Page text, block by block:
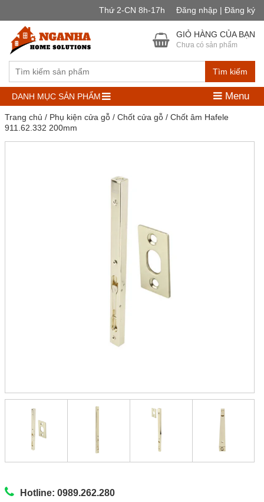
Thứ 2-CN 8h-17h Đăng nhập | Đăng ký
Tìm kiếm
GIỎ HÀNG CỦA BẠN
Chưa có sản phẩm
DANH MỤC SẢN PHẨM Menu
Trang chủ / Phụ kiện cửa gỗ/ Chốt cửa gỗ/ Chốt âm Hafele
911.62.332 200mm
Hotline: 0989.262.280